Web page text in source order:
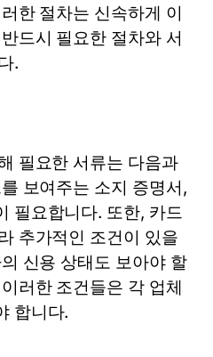
한 절차는 신속하게 이
드시 필요한 절차와 서
.
필요한 서류는 다음과
보여주는 소지 증명서,
필요합니다. 또한, 카드
추가적인 조건이 있을
신용 상태도 보아야 할
러한 조건들은 각 업체
합니다.